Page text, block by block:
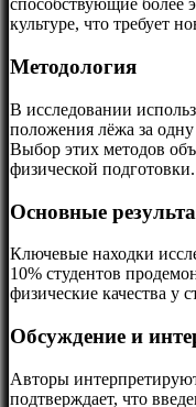
способствующие более
культуре, что требует
Методология
В исследовании
положения лёжа за
Выбор этих методов
физической подготовки.
Основные
Ключевые находки
10% студентов
физические качества у
Обсуждение и
Авторы
подтверждает, что